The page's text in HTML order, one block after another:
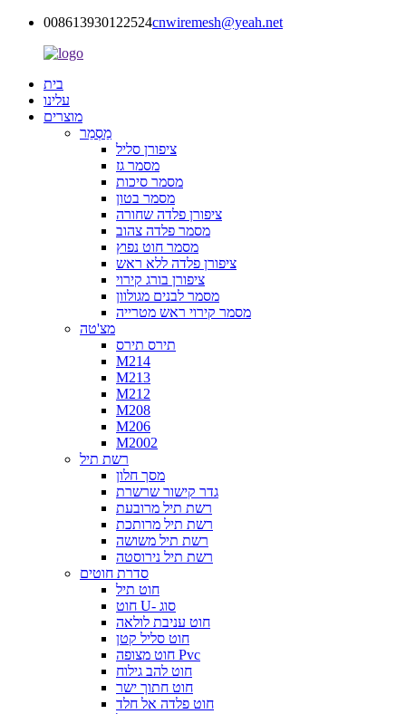
008613930122524cnwiremesh@yeah.net
בית
עלינו
מוצרים
מַסְמֵר
ציפורן סליל
מסמר גז
מסמר סיכות
מסמר בטון
ציפורן פלדה שחורה
מסמר פלדה צהוב
מסמר חוט נפוץ
ציפורן פלדה ללא ראש
ציפורן בורג קירוי
מסמר לבנים מגולוון
מסמר קירוי ראש מטרייה
מצ'טה
תירס תירס
M214
M213
M212
M208
M206
M2002
רשת תיל
מסך חלון
גדר קישור שרשרת
רשת תיל מרובעת
רשת תיל מרותכת
רשת תיל משושה
רשת תיל נירוסטה
סדרת חוטים
חוט תיל
חוט U- סוג
חוט עניבת לולאה
חוט סליל קטן
חוט מצופה Pvc
חוט להב גילוח
חוט חתוך ישר
חוט פלדה אל חלד